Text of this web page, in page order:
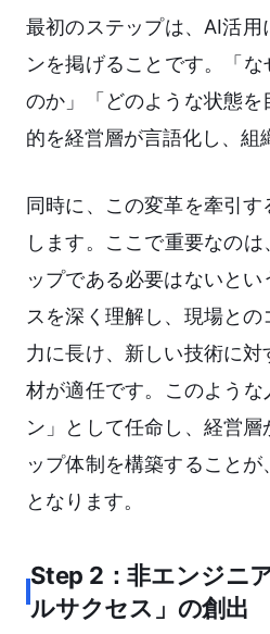
最初のステップは、AI活用
ンを掲げることです。「
のか」「どのような状態を
的を経営層が言語化し、組
同時に、この変革を牽引
します。ここで重要なの
ップである必要はないと
スを深く理解し、現場と
力に長け、新しい技術に対
材が適任です。このよう
ン」として任命し、経営
ップ体制を構築すること
となります。
Step 2：非エンジニ
ルサクセス」の創出